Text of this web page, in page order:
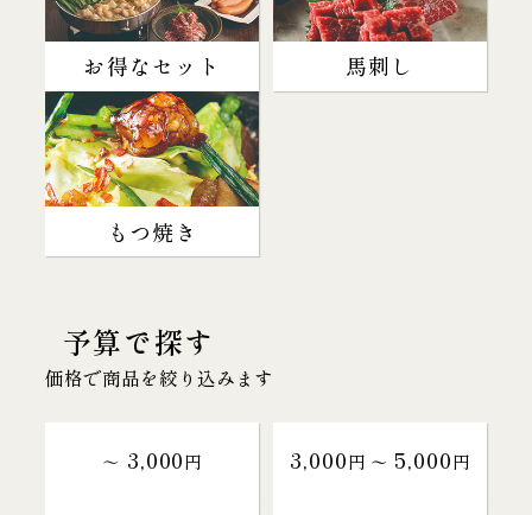
お得なセット 馬刺し
もつ焼き
予算で探す
価格で商品を絞り込みます
～ 3,000円 3,000円 〜 5,000円